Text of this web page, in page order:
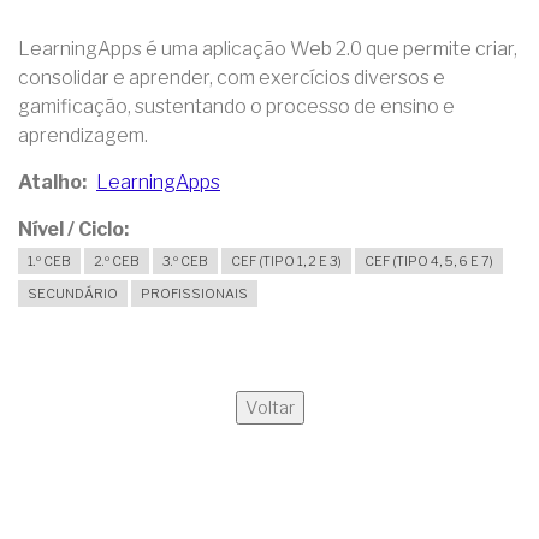
LearningApps é uma aplicação Web 2.0 que permite criar,
consolidar e aprender, com exercícios diversos e
gamificação, sustentando o processo de ensino e
aprendizagem.
Atalho LearningApps
Nível / Ciclo
1.º CEB 2.º CEB 3.º CEB CEF (TIPO 1, 2 E 3)
CEF (TIPO 4, 5, 6 E 7)
SECUNDÁRIO
PROFISSIONAIS
Voltar